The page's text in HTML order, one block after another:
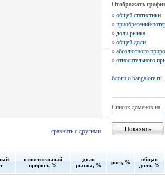
сравнить с другими
Отображать
» общей статистики
» приобретений/
» доли рынка
» общей доли
» абсолютного
» относительного
блоги о bangalore.ru
Список доменов на..
относительный
прирост, %
доля
рынка, %
рост, %
общая
доля, %